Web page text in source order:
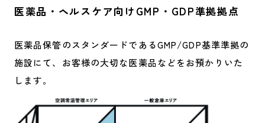
医薬品・ヘルスケア向け GMP・GDP準拠拠点
医薬品保管のスタンダードであるGMP/GDP基準準拠の
施設にて、 お客様の大切な医薬品などをお預かりいた
します。